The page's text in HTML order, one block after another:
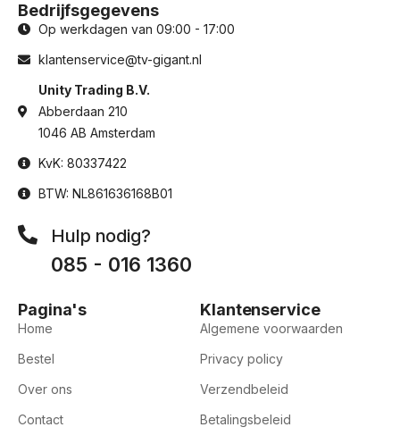
Bedrijfsgegevens
Op werkdagen van 09:00 - 17:00
klantenservice@tv-gigant.nl
Unity Trading B.V.
Abberdaan 210
1046 AB Amsterdam
KvK: 80337422
BTW: NL861636168B01
Hulp nodig?
085 - 016 1360
Pagina's
Home
Bestel
Over ons
Contact
Klantenservice
Algemene voorwaarden
Privacy policy
Verzendbeleid
Betalingsbeleid